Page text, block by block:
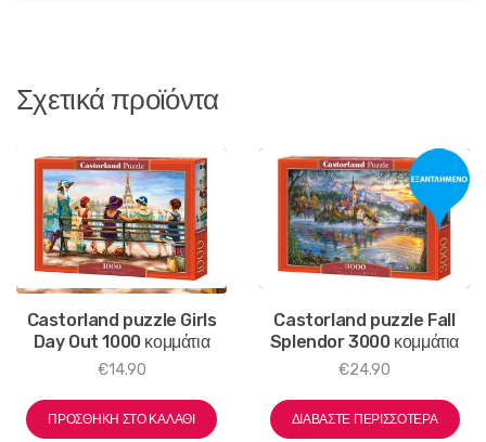
Σχετικά προϊόντα
Castorland puzzle Girls
Day Out 1000 κομμάτια
€14.90
ΠΡΟΣΘΉΚΗ ΣΤΟ ΚΑΛΆΘΙ
Castorland puzzle Fall
Splendor 3000 κομμάτια
€24.90
ΔΙΑΒΆΣΤΕ ΠΕΡΙΣΣΌΤΕΡΑ